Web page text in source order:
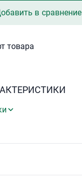
в сравнение
товара